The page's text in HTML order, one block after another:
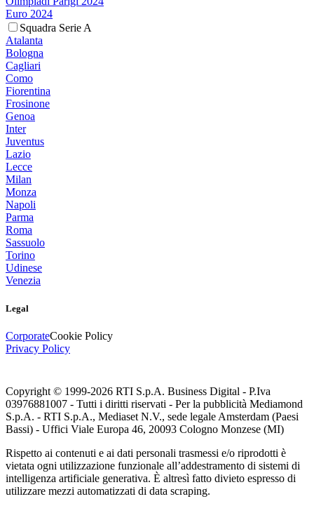
Euro 2024
Squadra Serie A
Atalanta
Bologna
Cagliari
Como
Fiorentina
Frosinone
Genoa
Inter
Juventus
Lazio
Lecce
Milan
Monza
Napoli
Parma
Roma
Sassuolo
Torino
Udinese
Venezia
Legal
CorporateCookie Policy
Privacy Policy
Copyright © 1999-2026 RTI S.p.A. Business Digital - P.Iva
03976881007 - Tutti i diritti riservati - Per la pubblicità Mediamond
S.p.A. - RTI S.p.A., Mediaset N.V., sede legale Amsterdam (Paesi
Bassi) - Uffici Viale Europa 46, 20093 Cologno Monzese (MI)
Rispetto ai contenuti e ai dati personali trasmessi e/o riprodotti è
vietata ogni utilizzazione funzionale all’addestramento di sistemi di
intelligenza artificiale generativa. È altresì fatto divieto espresso di
utilizzare mezzi automatizzati di data scraping.